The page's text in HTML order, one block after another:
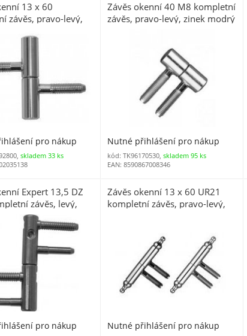
13 x 60
závěs, pravo-levý,
pro nákup
skladem 33 ks
Závěs okenní 40 M8 kompletní
závěs, pravo-levý, zinek modrý
Nutné přihlášení pro nákup
kód: TK96170530, skladem 95 ks
EAN: 8590867008346
Expert 13,5 DZ
závěs, levý,
pro nákup
Závěs okenní 13 x 60 UR21
kompletní závěs, pravo-levý,
Nutné přihlášení pro nákup